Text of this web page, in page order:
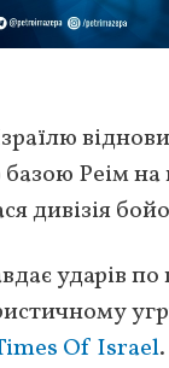
Реім на
дивізія
ударів
Of Israel.